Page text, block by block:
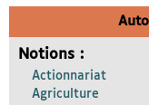
Notions :
Actionnariat
Agriculture